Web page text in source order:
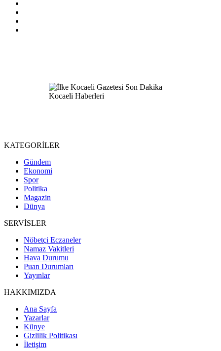
KATEGORİLER
Gündem
Ekonomi
Spor
Politika
Magazin
Dünya
SERVİSLER
Nöbetçi Eczaneler
Namaz Vakitleri
Hava Durumu
Puan Durumları
Yayınlar
HAKKIMIZDA
Ana Sayfa
Yazarlar
Künye
Gizlilik Politikası
İletişim